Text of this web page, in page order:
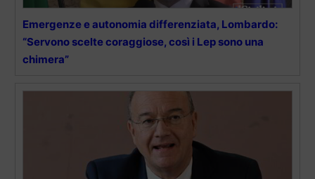
Emergenze e autonomia differenziata, Lombardo:
“Servono scelte coraggiose, così i Lep sono una
chimera”